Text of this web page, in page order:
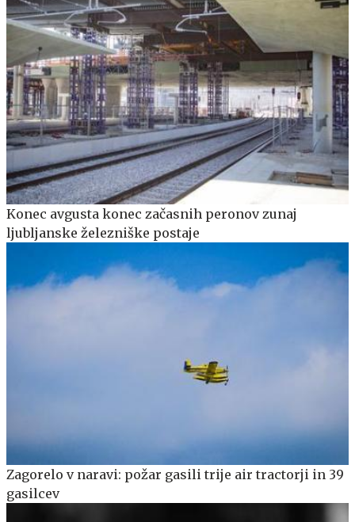
Konec avgusta konec začasnih peronov zunaj
ljubljanske železniške postaje
Zagorelo v naravi: požar gasili trije air tractorji in 39
gasilcev